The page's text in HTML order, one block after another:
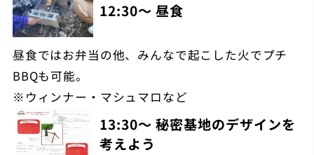
12:30～ 昼食
昼食ではお弁当の他、みんなで起こした火でプチ
BBQも可能。
※ウィンナー・マシュマロなど
13:30～ 秘密基地のデザインを
考えよう